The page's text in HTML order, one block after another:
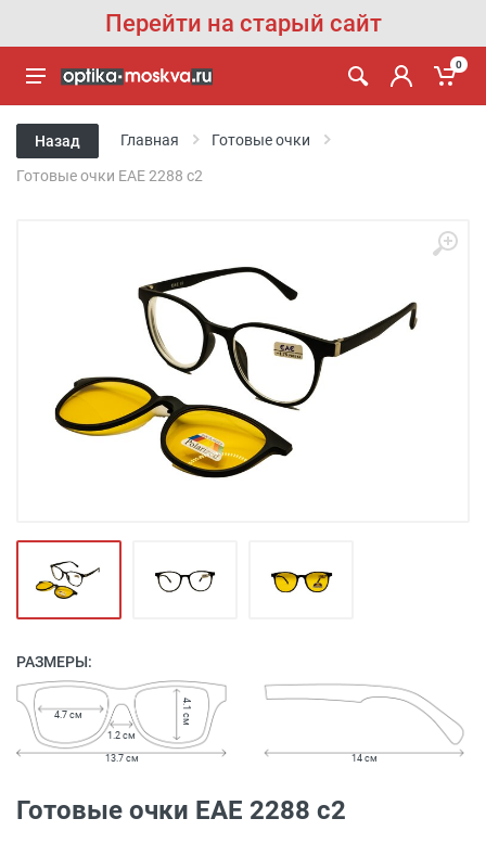
Перейти на старый сайт
0
Назад Главная Готовые очки
Готовые очки EAE 2288 c2
РАЗМЕРЫ:
1.2 см
4.7 см 4.1 см
13.7 см 14 см
Готовые очки EAE 2288 c2